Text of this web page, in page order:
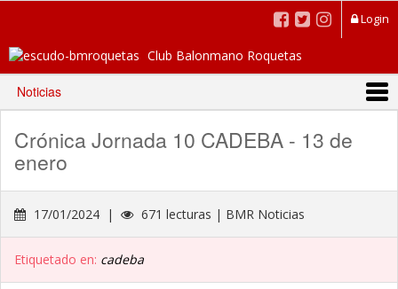
Login
Club Balonmano Roquetas
Noticias
Crónica Jornada 10 CADEBA - 13 de
enero
17/01/2024 | 671 lecturas | BMR Noticias
Etiquetado en: cadeba